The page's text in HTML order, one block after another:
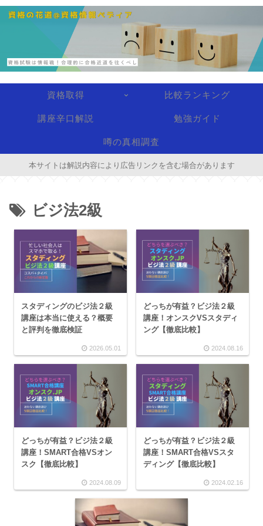
資格取得 比較ランキング
講座辛口解説 勉強ガイド
噂の真相調査
本サイトは解説内容により広告リンクを含む場合があります
ビジ法2級
スタディングのビジ法２級
講座は本当に使える？概要
と評判を徹底検証
2026.05.01
どっちが有益？ビジ法２級
講座！オンスクVSスタディ
ング【徹底比較】
2024.08.16
どっちが有益？ビジ法２級
講座！SMART合格VSオン
スク【徹底比較】
2024.08.09
どっちが有益？ビジ法２級
講座！SMART合格VSスタ
ディング【徹底比較】
2024.02.16